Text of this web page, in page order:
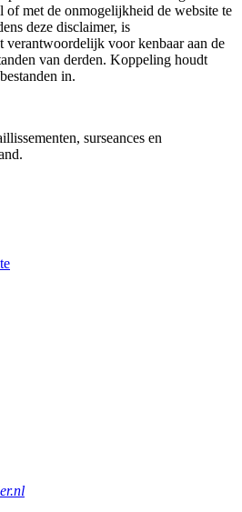
of met de onmogelijkheid de website te
deze disclaimer, is
verantwoordelijk voor kenbaar aan de
van derden. Koppeling houdt
in.
surseances en